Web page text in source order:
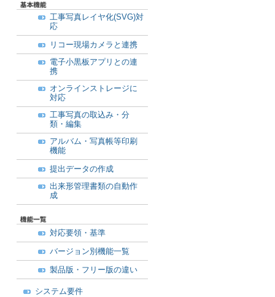
工事写真レイヤ化(SVG)対
応
リコー現場カメラと連携
電子小黒板アプリとの連
携
オンラインストレージに
対応
工事写真の取込み・分
類・編集
アルバム・写真帳等印刷
機能
提出データの作成
出来形管理書類の自動作
成
対応要領・基準
バージョン別機能一覧
製品版・フリー版の違い
システム要件